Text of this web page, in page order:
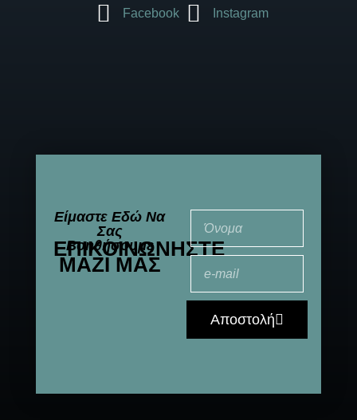
Facebook
Instagram
Είμαστε Εδώ Να
Σας
Βοηθήσουμε
ΕΠΙΚΟΙΝΩΝΉΣΤΕ
ΜΑΖΊ ΜΑΣ
Αποστολή